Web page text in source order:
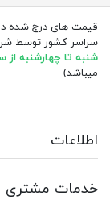
قیمت های درج شده
سراسر کشور توسط
شنبه تا چهارشنبه از ساعت
میباشد)
اطلاعات
خدمات مشتری